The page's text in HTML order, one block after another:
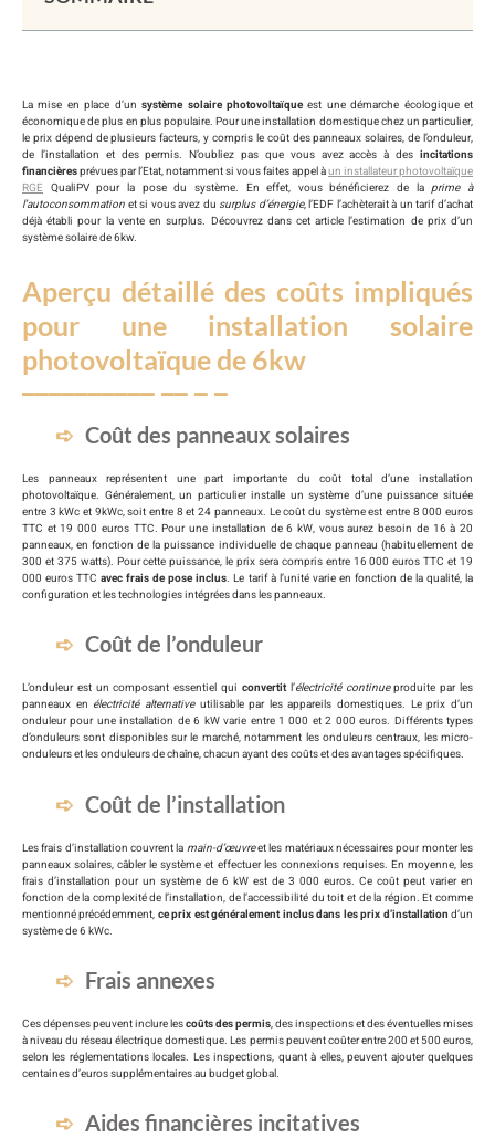
La mise en place d’unsystème solaire photovoltaïqueest une démarche écologique et
économique de plus en plus populaire. Pour une installation domestique chez un particulier,
le prix dépend de plusieurs facteurs, y compris le coût des panneaux solaires, de l’onduleur,
de l’installation et des permis. N’oubliez pas que vous avez accès à des incitations
financièresprévues par l’Etat, notamment si vous faites appel àun installateur photovoltaïque
RGE QualiPV pour la pose du système. En effet, vous bénéficierez de laprime à
l’autoconsommation et si vous avez du surplus d’énergie, l’EDF l’achèterait à un tarif d’achat
déjà établi pour la vente en surplus. Découvrez dans cet article l’estimation de prix d’un
système solaire de 6kw.
Aperçu détaillé des coûts impliqués
pour une installation solaire
photovoltaïque de 6kw
Coût des panneaux solaires
Les panneaux représentent une part importante du coût total d’une installation
photovoltaïque. Généralement, un particulier installe un système d’une puissance située
entre 3 kWc et 9kWc, soit entre 8 et 24 panneaux. Le coût du système est entre 8 000 euros
TTC et 19 000 euros TTC. Pour une installation de 6 kW, vous aurez besoin de 16 à 20
panneaux, en fonction de la puissance individuelle de chaque panneau (habituellement de
300 et 375 watts). Pour cette puissance, le prix sera compris entre 16 000 euros TTC et 19
000 euros TTCavec frais de pose inclus. Le tarif à l’unité varie en fonction de la qualité, la
configuration et les technologies intégrées dans les panneaux.
Coût de l’onduleur
L’onduleur est un composant essentiel qui convertitl’électricité continueproduite par les
panneaux en électricité alternativeutilisable par les appareils domestiques. Le prix d’un
onduleur pour une installation de 6 kW varie entre 1 000 et 2 000 euros. Différents types
d’onduleurs sont disponibles sur le marché, notamment les onduleurs centraux, les micro-
onduleurs et les onduleurs de chaîne, chacun ayant des coûts et des avantages spécifiques.
Coût de l’installation
Les frais d’installation couvrent la main-d’œuvreet les matériaux nécessaires pour monter les
panneaux solaires, câbler le système et effectuer les connexions requises. En moyenne, les
frais d’installation pour un système de 6 kW est de 3 000 euros. Ce coût peut varier en
fonction de la complexité de l’installation, de l’accessibilité du toit et de la région. Et comme
mentionné précédemment, ce prix est généralement inclus dans les prix d’installation d’un
système de 6 kWc.
Frais annexes
Ces dépenses peuvent inclure lescoûts des permis, des inspections et des éventuelles mises
à niveau du réseau électrique domestique. Les permis peuvent coûter entre 200 et 500 euros,
selon les réglementations locales. Les inspections, quant à elles, peuvent ajouter quelques
centaines d’euros supplémentaires au budget global.
Aides financières incitatives